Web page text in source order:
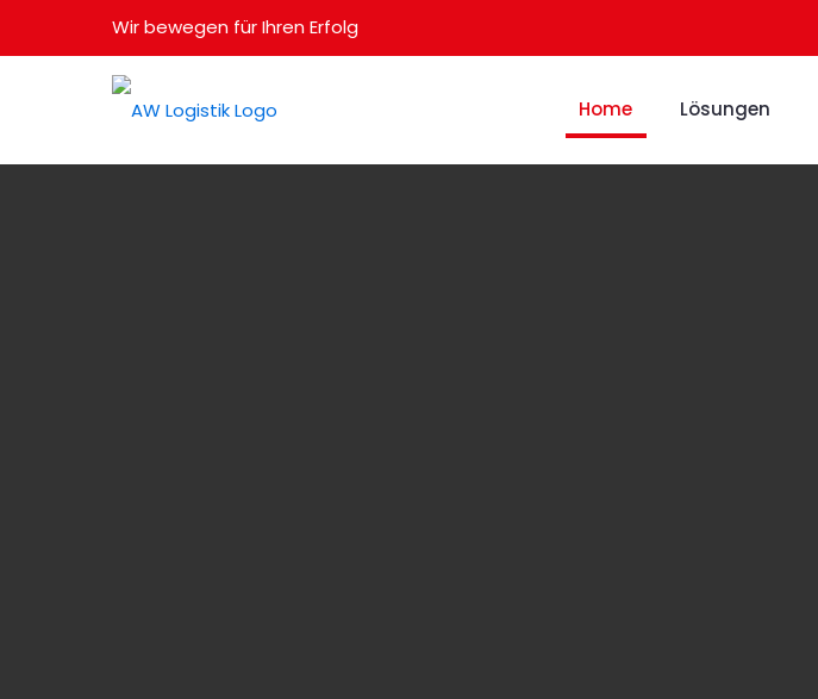
Wir bewegen für Ihren Erfolg
Home Lösungen